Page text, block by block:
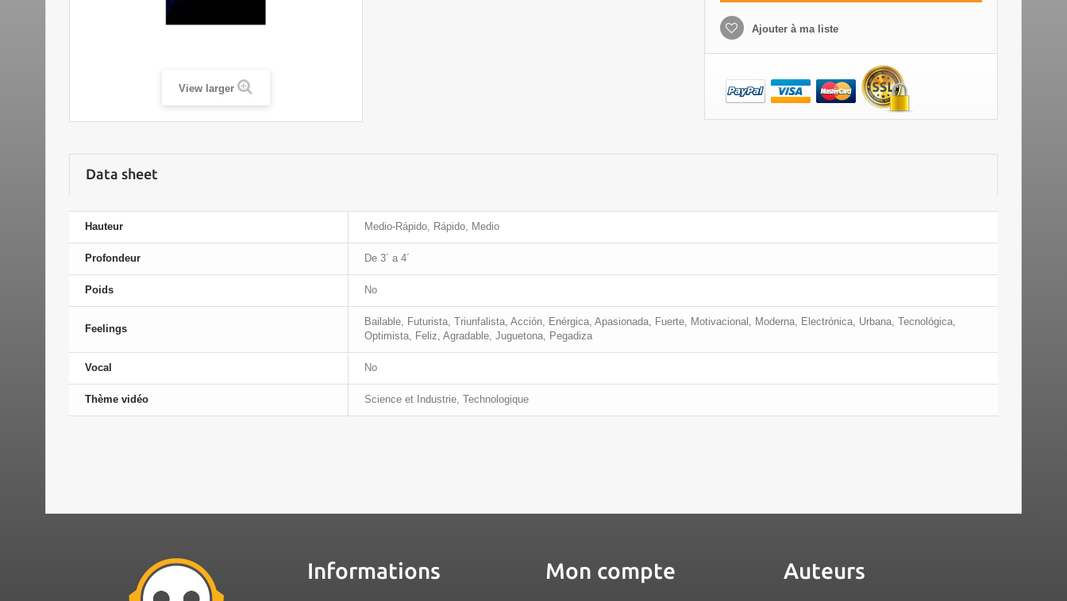
View larger
Ajouter à ma liste
Data sheet
Hauteur Medio-Rápido, Rápido, Medio
Profondeur De 3´ a 4´
Poids No
Feelings
Bailable, Futurista, Triunfalista, Acción, Enérgica, Apasionada, Fuerte, Motivacional, Moderna, Electrónica, Urbana, Tecnológica,
Optimista, Feliz, Agradable, Juguetona, Pegadiza
Vocal No
Thème vidéo Science et Industrie, Technologique
Informations Mon compte Auteurs